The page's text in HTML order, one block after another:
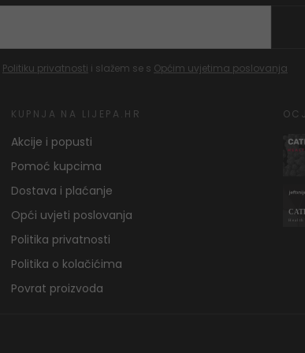
Politiku privatnosti i slažem se s Općim uvjetima poslovanja
KUPNJA NA LIJEPA.HR
Akcije i popusti
Pomoć kupcima
Dostava i plaćanje
Opći uvjeti poslovanja
Politika privatnosti
Politika o kolačićima
Povrat proizvoda